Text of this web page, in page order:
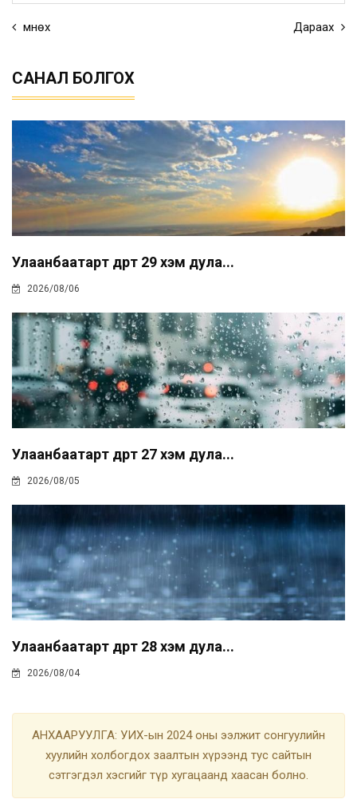
Өмнөх Дараах
САНАЛ БОЛГОХ
Улаанбаатарт өдөртөө 29 хэм дула...
2026/08/06
Улаанбаатарт өдөртөө 27 хэм дула...
2026/08/05
Улаанбаатарт өдөртөө 28 хэм дула...
2026/08/04
АНХААРУУЛГА: УИХ-ын 2024 оны ээлжит сонгуулийн
хуулийн холбогдох заалтын хүрээнд тус сайтын
сэтгэгдэл хэсгийг түр хугацаанд хаасан болно.